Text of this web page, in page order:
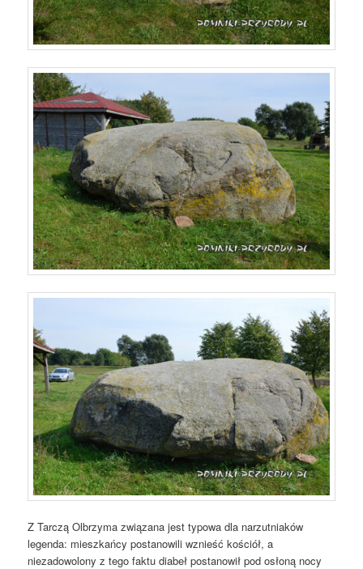
Z Tarczą Olbrzyma związana jest typowa dla narzutniaków
legenda: mieszkańcy postanowili wznieść kościół, a
niezadowolony z tego faktu diabeł postanowił pod osłoną nocy